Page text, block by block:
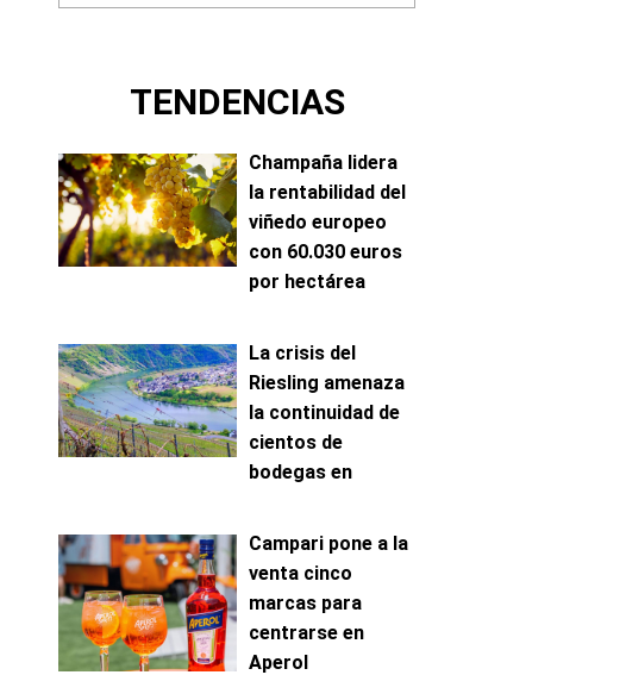
TENDENCIAS
Champaña lidera
la rentabilidad del
viñedo europeo
con 60.030 euros
por hectárea
La crisis del
Riesling amenaza
la continuidad de
cientos de
bodegas en
Campari pone a la
venta cinco
marcas para
centrarse en
Aperol